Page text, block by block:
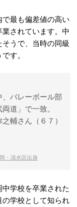
最も偏差値の高い
業されています。中
うで、当時の同級
す。
バレーボール部
道」で一致。
輔さん（６７）
・清水区出身
学校を卒業された
学校として知られ